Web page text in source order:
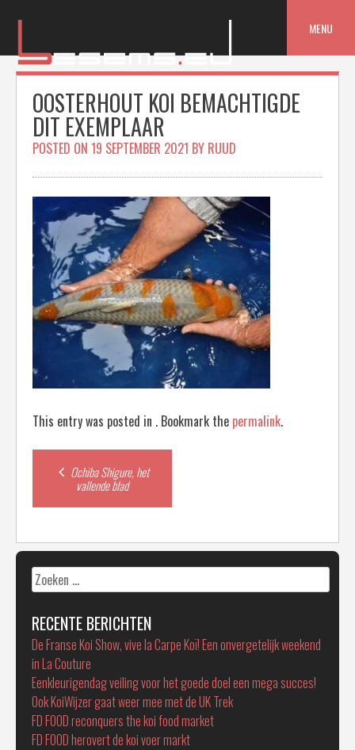
MENU
OOSTERHOUT KOI BEMACHTIGDE
DIT EXEMPLAAR
POSTED ON 19 SEPTEMBER 2021 BY RUUD
This entry was posted in . Bookmark the permalink.
Post
navigation
Ochiba Shigure, het
vallende blad
Zoeken
naar:
RECENTE BERICHTEN
De Franse Koi Show, vive la Carpe Koï! Een onvergetelijk weekend
in La Couture
Eenkleurigendag veiling voor het goede doel een mega succes!
Ook KoiWijzer gaat weer mee met de UK Trek
FD FOOD reconquers the koi food market
FD FOOD herovert de koi voer markt